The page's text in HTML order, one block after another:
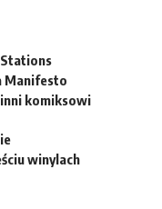
Manifesto
komiksowi
winylach